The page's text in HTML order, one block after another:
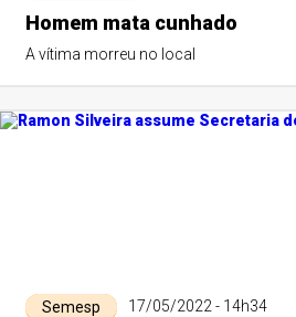
Homem mata cunhado
A vítima morreu no local
Semesp 17/05/2022 - 14h34